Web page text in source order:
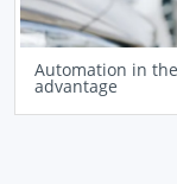
Automation in
advantage